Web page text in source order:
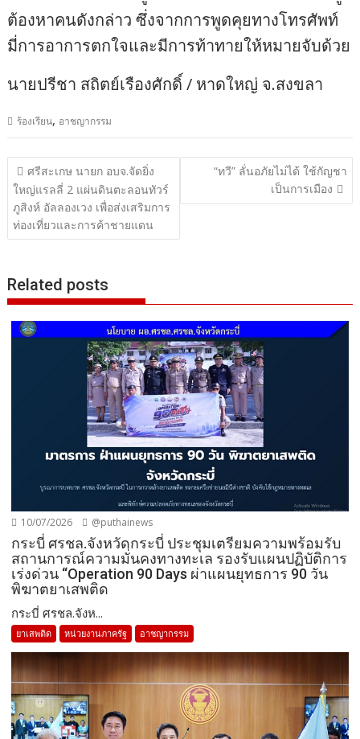
ต้องหาคนดังกล่าว ซึ่งจากการพูดคุยทางโทรศัพท์
มี่การอาการตกใจและมีการท้าทายให้หมายจับด้วย
นายปรีชา สถิตย์เรืองศักดิ์ / หาดใหญ่ จ.สงขลา
ร้องเรียน, อาชญากรรม
แนะแนว
เรื่อง
ศรีสะเกษ นายก อบจ.จัดยิ่ง
ใหญ่แรลลี่ 2 แผ่นดินตะลอนทัวร์
ภูสิงห์ อัลลองเวง เพื่อส่งเสริมการ
ท่องเที่ยวและการค้าชายแดน
“ทวี” ลั่นอภัยไม่ได้ ใช้กัญชา
เป็นการเมือง
Related posts
10/07/2026 @puthainews
กระบี่ ศรชล.จังหวัดกระบี่ ประชุมเตรียมความพร้อมรับ
สถานการณ์ความมั่นคงทางทะเล รองรับแผนปฏิบัติการ
เร่งด่วน “Operation 90 Days ผ่าแผนยุทธการ 90 วัน
พิฆาตยาเสพติด
กระบี่ ศรชล.จังห...
ยาเสพติด หน่วยงานภาครัฐ อาชญากรรม